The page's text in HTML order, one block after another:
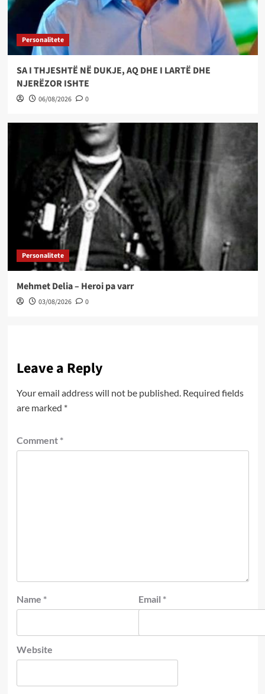
Personalitete
SA I THJESHTË NË DUKJE, AQ DHE I LARTË DHE
NJERËZOR ISHTE
06/08/2026 0
Personalitete
Mehmet Delia – Heroi pa varr
03/08/2026 0
Leave a Reply
Your email address will not be published. Required fields
are marked *
Comment *
Name * Email *
Website